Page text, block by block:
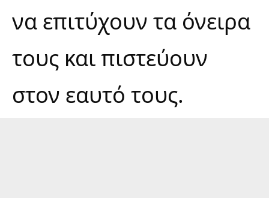
να επιτύχουν τα όνειρα
τους και πιστεύουν
στον εαυτό τους.